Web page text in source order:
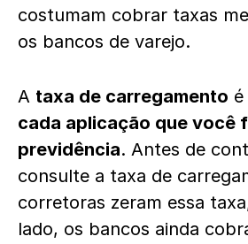
costumam cobrar taxas
os bancos de varejo.
A taxa de carregamento
cada aplicação que você
previdência. Antes de
consulte a taxa de
corretoras zeram essa
lado, os bancos ainda